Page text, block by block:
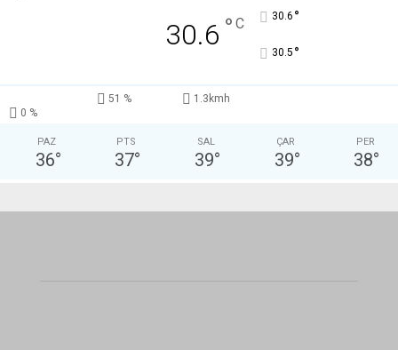
30.6 ° C 30.6 °
30.5 °
51 %
1.3kmh
0 %
PAZ
36°
PTS
37°
SAL
39°
ÇAR
39°
PER
38°